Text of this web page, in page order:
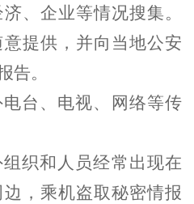
、企业等情况搜集。
提供，并向当地公安
告。
台、电视、网络等传
织和人员经常出现在
，乘机盗取秘密情报